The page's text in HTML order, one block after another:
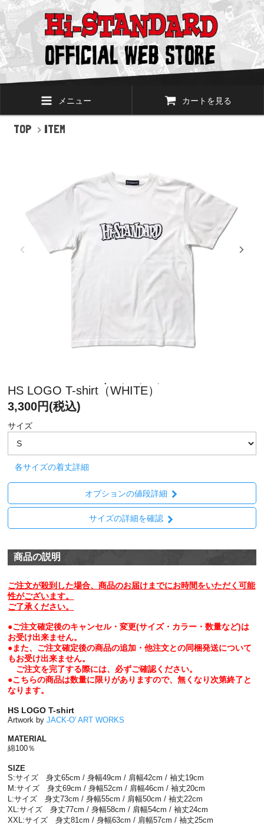
メニュー カートを見る
TOP > ITEM
HS LOGO T-shirt（WHITE）
3,300円(税込)
サイズ
各サイズの着丈詳細
オプションの値段詳細
サイズの詳細を確認
商品の説明
ご注文が殺到した場合、商品のお届けまでにお時間をいただく可能
性がございます。
ご了承ください。
●ご注文確定後のキャンセル・変更(サイズ・カラー・数量など)は
お受け出来ません。
●また、ご注文確定後の商品の追加・他注文との同梱発送について
もお受け出来ません。
ご注文を完了する際には、必ずご確認ください。
●こちらの商品は数量に限りがありますので、無くなり次第終了と
なります。
HS LOGO T-shirt
Artwork byJACK-O' ART WORKS
MATERIAL
綿100％
SIZE
S:サイズ 身丈65cm / 身幅49cm / 肩幅42cm / 袖丈19cm
M:サイズ 身丈69cm / 身幅52cm / 肩幅46cm / 袖丈20cm
L:サイズ 身丈73cm / 身幅55cm / 肩幅50cm / 袖丈22cm
XL:サイズ 身丈77cm / 身幅58cm / 肩幅54cm / 袖丈24cm
XXL:サイズ 身丈81cm / 身幅63cm / 肩幅57cm / 袖丈25cm